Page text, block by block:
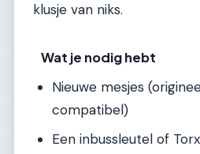
klusje van niks.
Wat je nodig hebt
Nieuwe mesjes
compatibel)
Een inbussleutel of